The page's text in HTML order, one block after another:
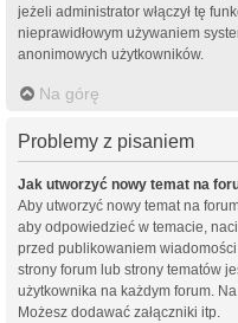
jeżeli administrator włączył tę
nieprawidłowym używaniem
anonimowych użytkowników.
Na górę
Problemy z pisaniem
Jak utworzyć nowy temat na
Aby utworzyć nowy temat na
aby odpowiedzieć w temacie,
przed publikowaniem
strony forum lub strony tematów
użytkownika na każdym forum.
Możesz dodawać załączniki itp.